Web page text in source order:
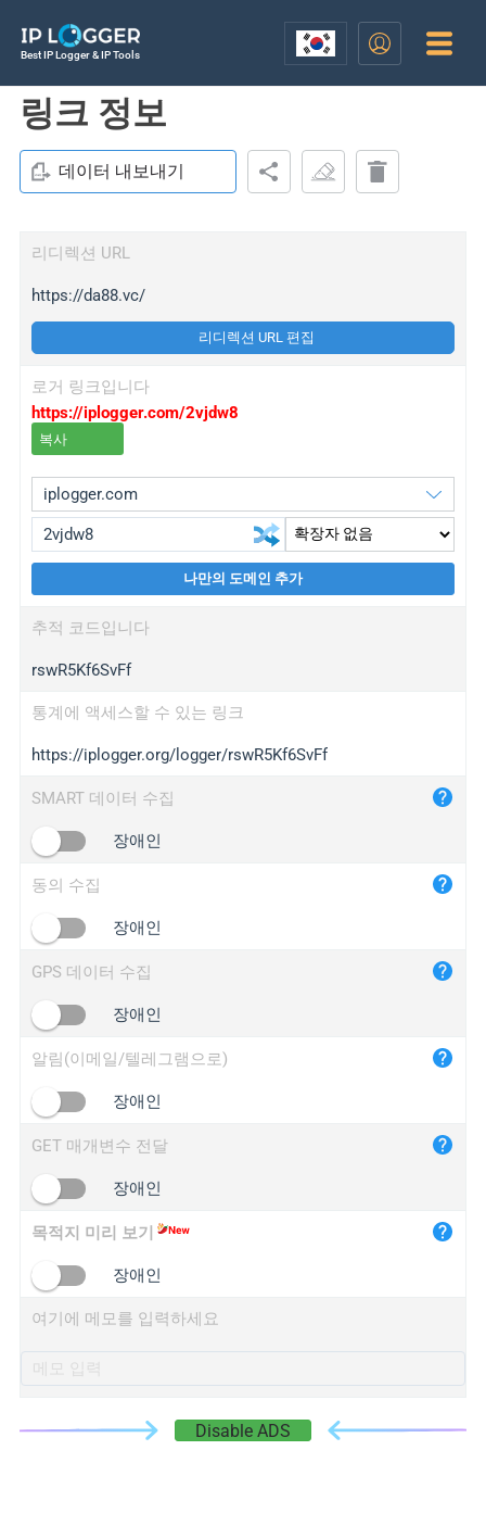
Best IP Logger & IP Tools
링크 정보
데이터 내보내기
리디렉션 URL
https://da88.vc/
리디렉션 URL 편집
로거 링크입니다
https://iplogger.com/2vjdw8
복사
wl.gl
ed.tc
bc.ax
iplogger.com
maper.info
2no.co
yip.su
iplogger.info
iplogger.cn
나만의 도메인 추가
추적 코드입니다
rswR5Kf6SvFf
통계에 액세스할 수 있는 링크
https://iplogger.org/logger/rswR5Kf6SvFf
SMART 데이터 수집
장애인
동의 수집
장애인
GPS 데이터 수집
장애인
알림(이메일/텔레그램으로)
장애인
GET 매개변수 전달
장애인
목적지 미리 보기
장애인
여기에 메모를 입력하세요
Disable ADS